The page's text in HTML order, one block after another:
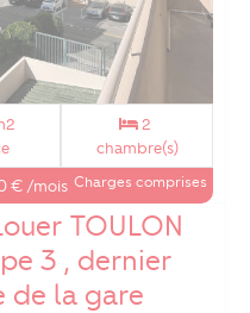
2
chambre(s)
€ /mois Charges comprises
TOULON
3 , dernier
de la gare